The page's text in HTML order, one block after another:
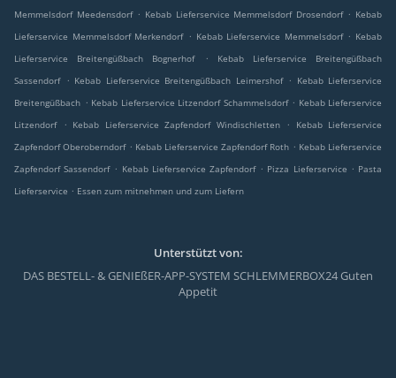
Memmelsdorf Meedensdorf . Kebab Lieferservice Memmelsdorf Drosendorf . Kebab
Lieferservice Memmelsdorf Merkendorf . Kebab Lieferservice Memmelsdorf . Kebab
Lieferservice Breitengüßbach Bognerhof
.
Kebab Lieferservice Breitengüßbach
Sassendorf
. Kebab Lieferservice Breitengüßbach Leimershof . Kebab Lieferservice
Breitengüßbach . Kebab Lieferservice Litzendorf Schammelsdorf . Kebab Lieferservice
Litzendorf
. Kebab Lieferservice Zapfendorf Windischletten .
Kebab Lieferservice
Zapfendorf Oberoberndorf . Kebab Lieferservice Zapfendorf Roth . Kebab Lieferservice
Zapfendorf Sassendorf . Kebab Lieferservice Zapfendorf . Pizza Lieferservice . Pasta
Lieferservice . Essen zum mitnehmen und zum Liefern
Unterstützt von:
DAS BESTELL- & GENIEßER-APP-SYSTEM SCHLEMMERBOX24 Guten
Appetit